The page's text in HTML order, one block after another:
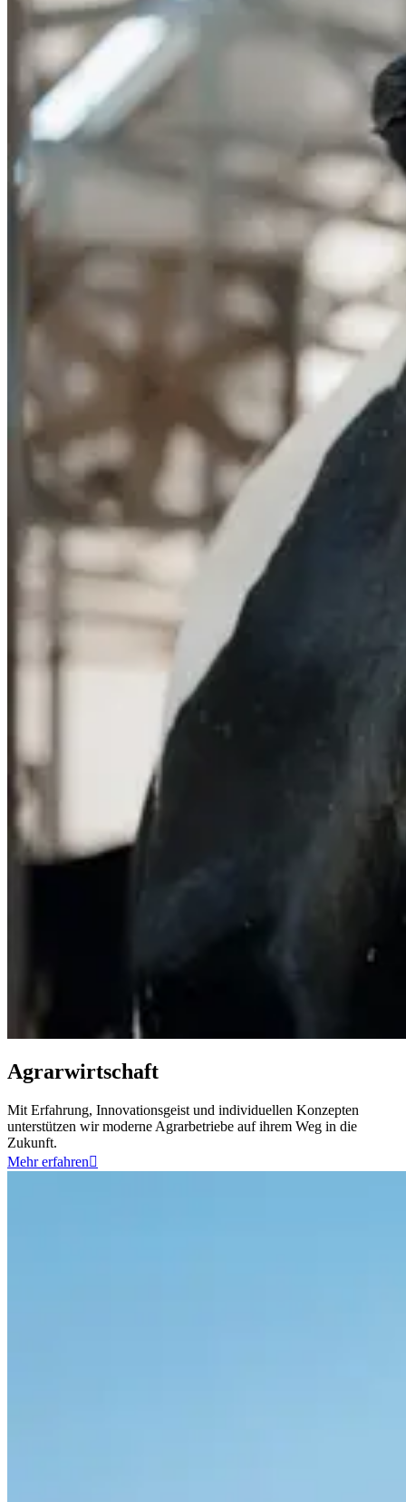
Agrarwirtschaft
Mit Erfahrung, Innovationsgeist und individuellen Konzepten
unterstützen wir moderne Agrarbetriebe auf ihrem Weg in die
Zukunft.
Mehr erfahren